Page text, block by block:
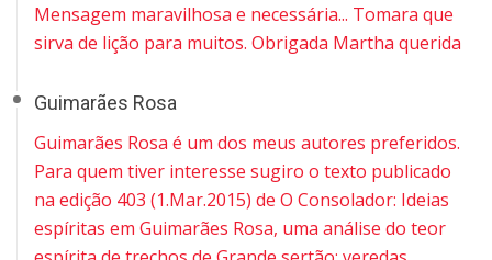
Mensagem maravilhosa e necessária... Tomara que
sirva de lição para muitos. Obrigada Martha querida
Guimarães Rosa
Guimarães Rosa é um dos meus autores preferidos.
Para quem tiver interesse sugiro o texto publicado
na edição 403 (1.Mar.2015) de O Consolador: Ideias
espíritas em Guimarães Rosa, uma análise do teor